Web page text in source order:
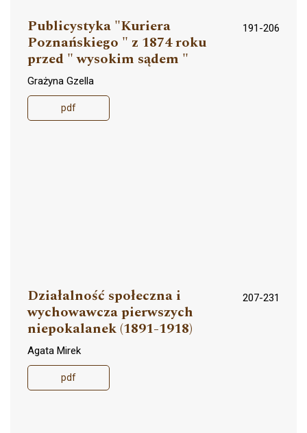
Publicystyka "Kuriera
Poznańskiego " z 1874 roku
przed " wysokim sądem "
191-206
Grażyna Gzella
pdf
Działalność społeczna i
wychowawcza pierwszych
niepokalanek (1891-1918)
207-231
Agata Mirek
pdf